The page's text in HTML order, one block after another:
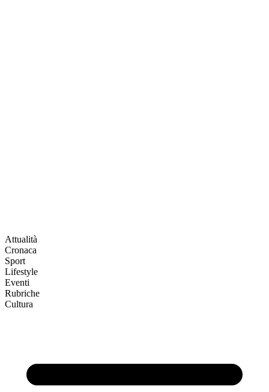
Attualità
Cronaca
Sport
Lifestyle
Eventi
Rubriche
Cultura